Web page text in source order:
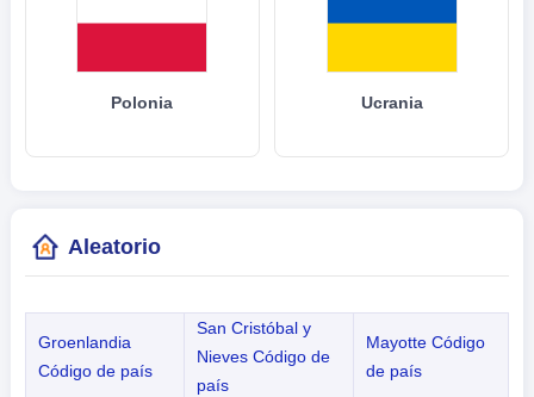
Polonia Ucrania
Aleatorio
Groenlandia
Código de país
San Cristóbal y
Nieves Código de
país
Mayotte Código
de país